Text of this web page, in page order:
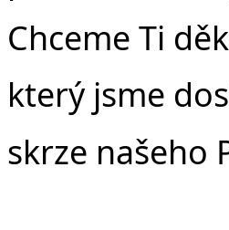
Chceme Ti
který jsme
skrze našeho